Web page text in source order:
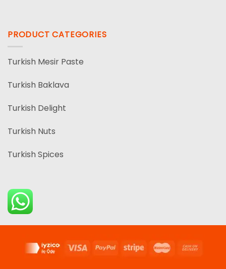
PRODUCT CATEGORIES
Turkish Mesir Paste
Turkish Baklava
Turkish Delight
Turkish Nuts
Turkish Spices